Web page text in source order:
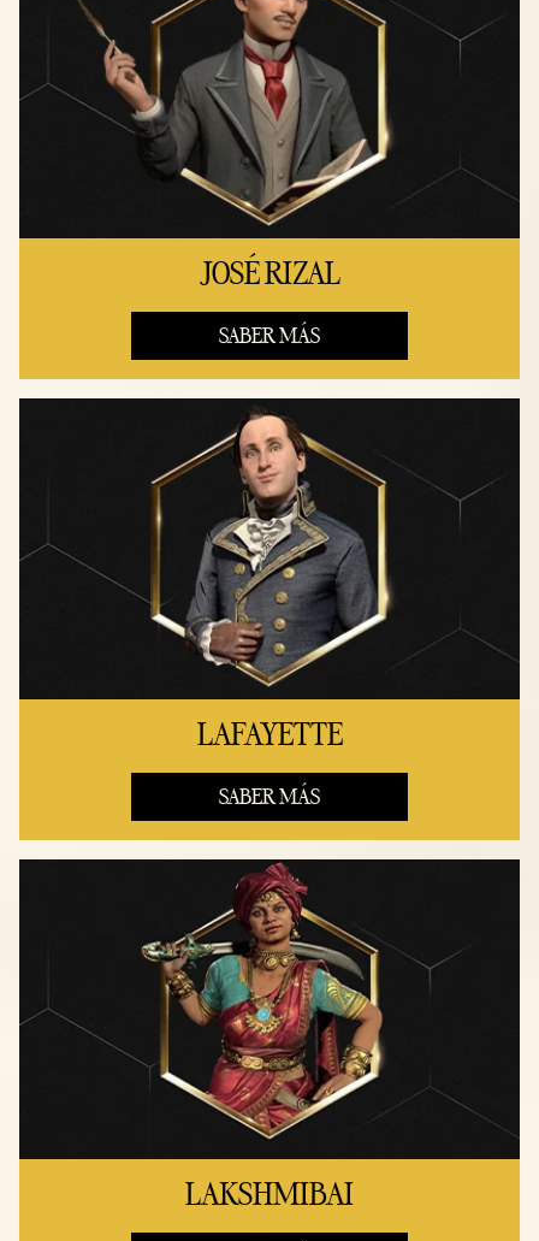
JOSÉ RIZAL
SABER MÁS
LAFAYETTE
SABER MÁS
LAKSHMIBAI